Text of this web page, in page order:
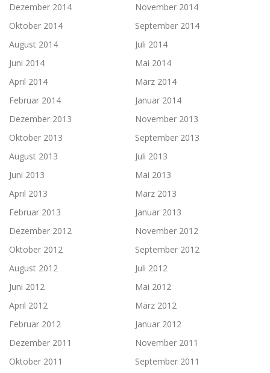
Dezember 2014
November 2014
Oktober 2014
September 2014
August 2014
Juli 2014
Juni 2014
Mai 2014
April 2014
März 2014
Februar 2014
Januar 2014
Dezember 2013
November 2013
Oktober 2013
September 2013
August 2013
Juli 2013
Juni 2013
Mai 2013
April 2013
März 2013
Februar 2013
Januar 2013
Dezember 2012
November 2012
Oktober 2012
September 2012
August 2012
Juli 2012
Juni 2012
Mai 2012
April 2012
März 2012
Februar 2012
Januar 2012
Dezember 2011
November 2011
Oktober 2011
September 2011